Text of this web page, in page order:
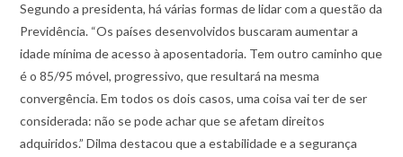
Segundo a presidenta, há várias formas de lidar com a questão da
Previdência. “Os países desenvolvidos buscaram aumentar a
idade mínima de acesso à aposentadoria. Tem outro caminho que
é o 85/95 móvel, progressivo, que resultará na mesma
convergência. Em todos os dois casos, uma coisa vai ter de ser
considerada: não se pode achar que se afetam direitos
adquiridos.” Dilma destacou que a estabilidade e a segurança